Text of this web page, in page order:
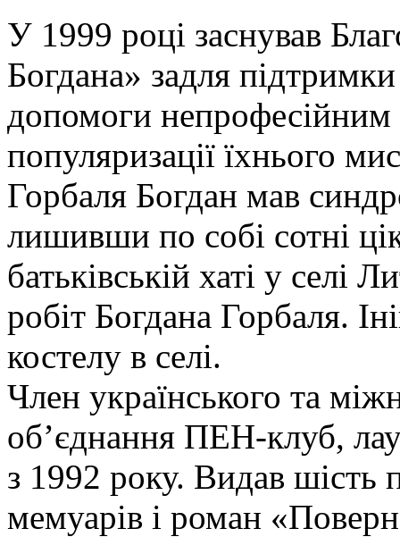
У 1999 році заснував
Богдана» задля
допомоги непрофесійним
популяризації їхнього
Горбаля Богдан мав
лишивши по собі сотні
батьківській хаті у селі
робіт Богдана Горбаля.
костелу в селі.
Член українського та
об’єднання ПЕН-клуб,
з 1992 року. Видав шість
мемуарів і роман